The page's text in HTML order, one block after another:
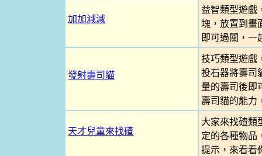
加加減減
益智類型遊戲
塊，放置到畫
即可過關，一
發射壽司貓
技巧類型遊戲
投石器將壽司
量的壽司後即
壽司貓的能力
天才兒童來找碴
大家來找碴類
定的各種物品
提示，來看看